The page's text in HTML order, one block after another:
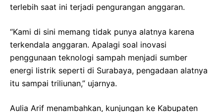
terlebih saat ini terjadi pengurangan anggaran.
“Kami di sini memang tidak punya alatnya karena
terkendala anggaran. Apalagi soal inovasi
penggunaan teknologi sampah menjadi sumber
energi listrik seperti di Surabaya, pengadaan alatnya
itu sampai triliunan,” ujarnya.
Aulia Arif menambahkan, kunjungan ke Kabupaten